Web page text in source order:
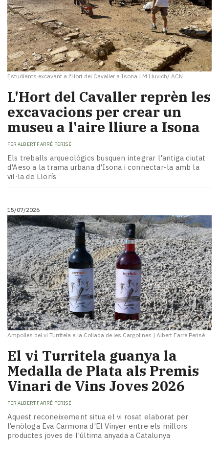
Estudiants excavant a l'Hort del Cavaller a Isona | M.Lluvich/ ACN
L'Hort del Cavaller reprèn les
excavacions per crear un
museu a l'aire lliure a Isona
PER ALBERT FARRÉ PERISÉ
Els treballs arqueològics busquen integrar l'antiga ciutat
d'Aeso a la trama urbana d'Isona i connectar-la amb la
vil·la de Llorís
15/07/2026
Ampolles del vi Turritela a la Collada de les Cargolines | Albert Farré Perisé
El vi Turritela guanya la
Medalla de Plata als Premis
Vinari de Vins Joves 2026
PER ALBERT FARRÉ PERISÉ
Aquest reconeixement situa el vi rosat elaborat per
l’enòloga Eva Carmona d'El Vinyer entre els millors
productes joves de l'última anyada a Catalunya